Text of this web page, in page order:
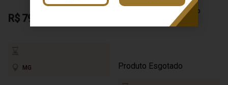
R$ 79,06
MG
Cachaça Pinissilina Ouro
Produto Esgotado